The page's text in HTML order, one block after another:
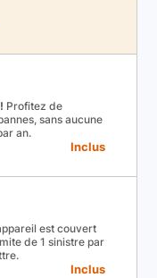
Profitez de
sans aucune
an.
Inclus
est couvert
de 1 sinistre par
Inclus